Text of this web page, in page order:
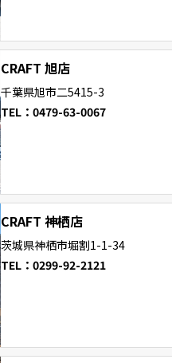
CRAFT 旭店
千葉県旭市二5415-3
TEL：0479-63-0067
CRAFT 神栖店
茨城県神栖市堀割1-1-34
TEL：0299-92-2121